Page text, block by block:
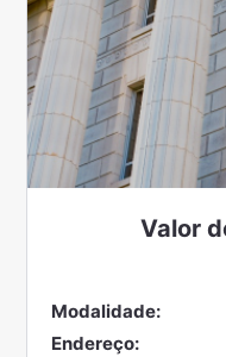
Valor
Modalidade:
Endereço: